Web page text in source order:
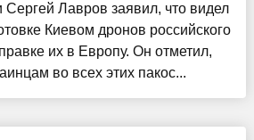
Лавров заявил, что видел
Киевом дронов российского
их в Европу. Он отметил,
во всех этих пакос...